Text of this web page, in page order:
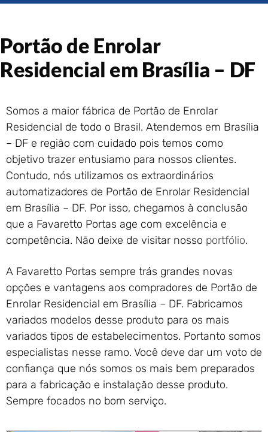
Portão de Garagem de
Portão de Garagem de
Enrolar em Petrópolis – RJ
Portão de Garagem de
Enrolar em Paraty – RJ
Enrolar em Nova Iguaçu – RJ
Portão de Garagem de
Enrolar em Nova Friburgo –
RJ
Portão de Enrolar
Residencial em Brasília – DF
Somos a maior fábrica de Portão de Enrolar
Residencial de todo o Brasil. Atendemos em Brasília
– DF e região com cuidado pois temos como
objetivo trazer entusiamo para nossos clientes.
Contudo, nós utilizamos os extraordinários
automatizadores de Portão de Enrolar Residencial
em Brasília – DF. Por isso, chegamos à conclusão
que a Favaretto Portas age com excelência e
competência. Não deixe de visitar nosso portfólio.
A Favaretto Portas sempre trás grandes novas
opções e vantagens aos compradores de Portão de
Enrolar Residencial em Brasília – DF. Fabricamos
variados modelos desse produto para os mais
variados tipos de estabelecimentos. Portanto somos
especialistas nesse ramo. Você deve dar um voto de
confiança que nós somos os mais bem preparados
para a fabricação e instalação desse produto.
Sempre focados no bom serviço.